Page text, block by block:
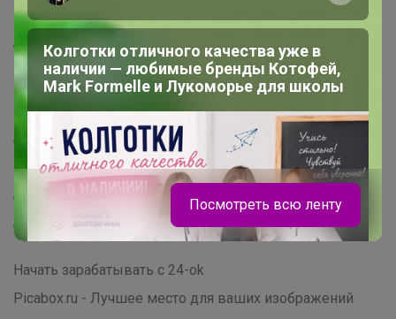
Все предложения
Анонсы
Новости
Поддержка альпак
Самое выгодное
Хиты продаж
Самое желанное
Самое быстрое
Начать зарабатывать с 24-ok
Picabox.ru - Лучшее место для ваших изображений
Колготки отличного качества уже в
наличии — любимые бренды Котофей,
Mark Formelle и Лукоморье для школы
Посмотреть всю ленту